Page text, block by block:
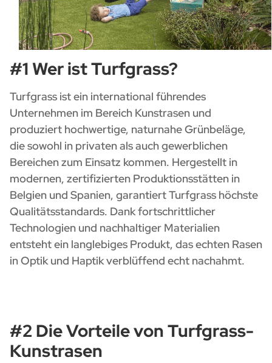
#1 Wer ist Turfgrass?
Turfgrass ist ein international führendes
Unternehmen im Bereich Kunstrasen und
produziert hochwertige, naturnahe Grünbeläge,
die sowohl in privaten als auch gewerblichen
Bereichen zum Einsatz kommen. Hergestellt in
modernen, zertifizierten Produktionsstätten in
Belgien und Spanien, garantiert Turfgrass höchste
Qualitätsstandards. Dank fortschrittlicher
Technologien und nachhaltiger Materialien
entsteht ein langlebiges Produkt, das echten Rasen
in Optik und Haptik verblüffend echt nachahmt.
#2 Die Vorteile von Turfgrass-
Kunstrasen